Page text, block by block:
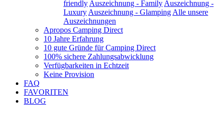
friendly Auszeichnung - Family Auszeichnung -
Luxury Auszeichnung - Glamping Alle unsere
Auszeichnungen
Apropos Camping Direct
10 Jahre Erfahrung
10 gute Gründe für Camping Direct
100% sichere Zahlungsabwicklung
Verfügbarkeiten in Echtzeit
Keine Provision
FAQ
FAVORITEN
BLOG